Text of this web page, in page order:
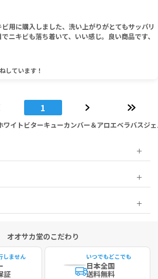
用に購入しました、洗い上がりがとてもサッパリ
ニキビも落ち着いて、いい感じ。良い商品です、
しています！
1
イトビターキューカンバー＆アロエベラバスジ
オオサカ堂のこだわり
しません
証
いつでもどこでも
日本全国
送料無料